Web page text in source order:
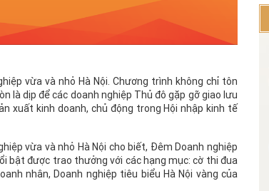
Tải hồ sơ đăng ký Hội viên tại đây
vừa và nhỏ Hà Nội. Chương trình không chỉ tôn
là dịp để các doanh nghiệp Thủ đô gặp gỡ giao lưu
xuất kinh doanh, chủ động trong Hội nhập kinh tế
vừa và nhỏ Hà Nội cho biết, Đêm Doanh nghiệp
bật được trao thưởng với các hạng mục: cờ thi đua
nhân, Doanh nghiệp tiêu biểu Hà Nội vàng của